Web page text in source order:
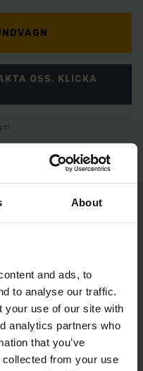
About
and ads, to
to analyse our traffic.
your use of our site with
analytics partners who
that you’ve
collected from your use
OSS. KLICKA
sammanfattning av
syra, 24 V / 375 Ah
V / 80 A